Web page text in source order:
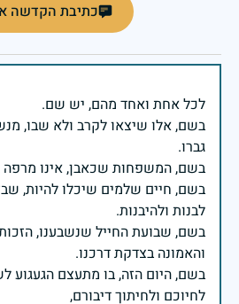
כתיבת הקדשה
בשם, אלו שיצאו לקרב ולא שבו,
בשם, חיים שלמים שיכלו להיות,
בשם, שבועת החייל שנשבענו,
בשם, היום הזה, בו מתעצם הגעגוע